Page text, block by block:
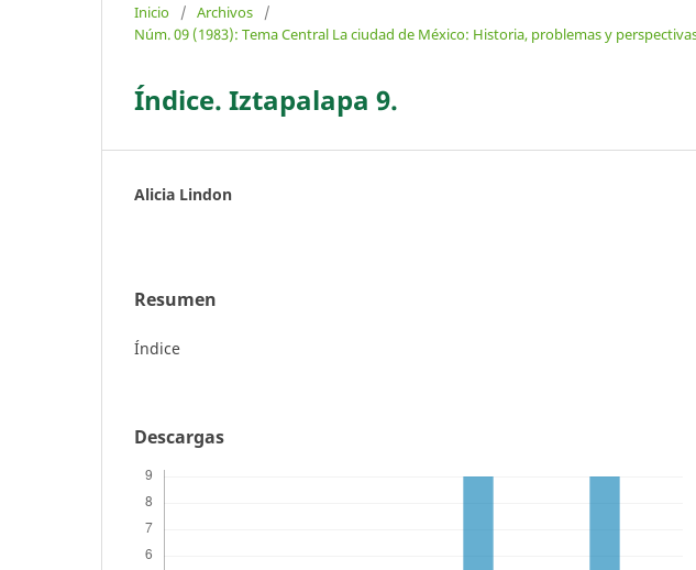
Inicio / Archivos
/
Núm. 09 (1983): Tema Central La ciudad de México: Historia, problemas y
Índice. Iztapalapa 9.
Alicia Lindon
Resumen
Índice
Descargas